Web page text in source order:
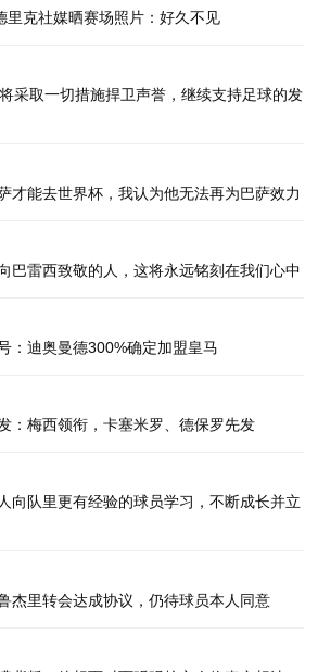
里克社媒晒赛场照片：好久不见
采取一切措施捍卫声誉，继续支持足球的发
才能去世界杯，我认为他无法再为巴萨效力
巴雷西致敬的人，这将永远铭刻在我们心中
：迪奥曼德300%确定加盟皇马
：梅西领衔，卡塞米罗、德保罗先发
向队里更有经验的球员学习，不断成长并立
杰里转会达成协议，仍待球员本人同意